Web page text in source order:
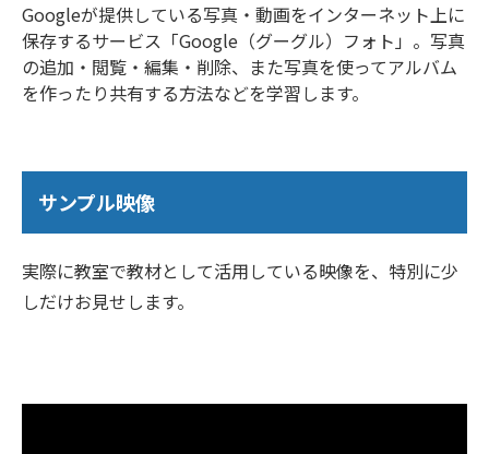
Googleが提供している写真・動画をインターネット上に
保存するサービス「Google（グーグル）フォト」。写真
の追加・閲覧・編集・削除、また写真を使ってアルバム
を作ったり共有する方法などを学習します。
サンプル映像
実際に教室で教材として活用している映像を、特別に少
しだけお見せします。